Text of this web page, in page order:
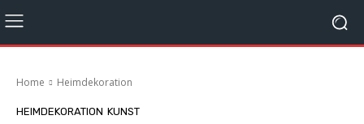
Home Heimdekoration
HEIMDEKORATION KUNST